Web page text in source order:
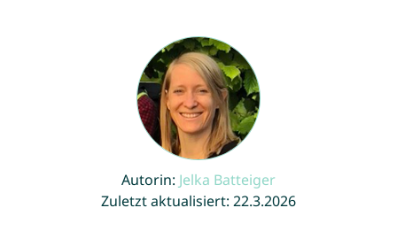
Autorin: Jelka Batteiger
Zuletzt aktualisiert: 22.3.2026